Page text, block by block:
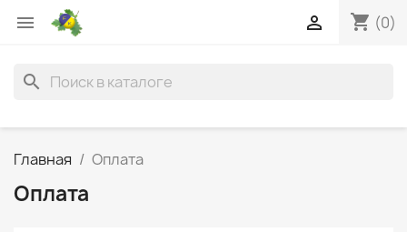
 shopping_cart (0)

search
Главная Оплата
Оплата